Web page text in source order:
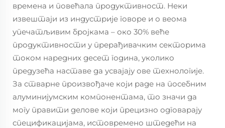
времена и повећала продуктивност. Неки
извештаји из индустрије говоре и о веома
упечатљивим бројкама – око 30% веће
продуктивности у прерађивачким секторима
током наредних десет година, уколико
предузећа наставе да усвајају ове технологије.
За стварне произвођаче који раде на посебним
алуминијумским компонентама, то значи да
могу правити делове који прецизно одговарају
спецификацијама, истовремено штедећи на